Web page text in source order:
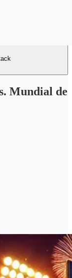
Mundial de